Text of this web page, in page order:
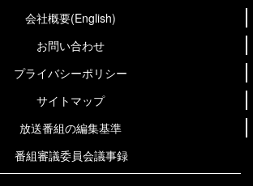
会社概要(English)
お問い合わせ
プライバシーポリシー
サイトマップ
放送番組の編集基準
番組審議委員会議事録